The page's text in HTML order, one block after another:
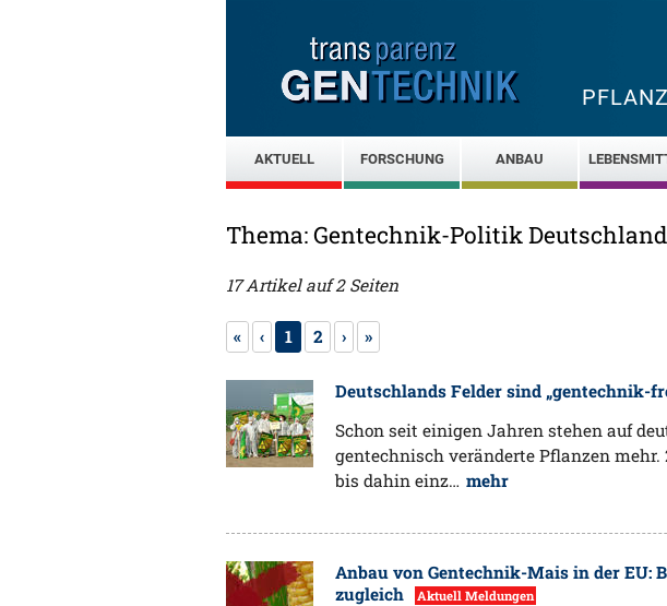
AKTUELL FORSCHUNG ANBAU
Thema: Gentechnik-Politik Deutschland
17 Artikel auf 2 Seiten
« ‹ 1 2 › »
Deutschlands Felder sind „gentechnik-
Schon seit einigen Jahren stehen auf
gentechnisch veränderte Pflanzen mehr.
bis dahin einz… mehr
Anbau von Gentechnik-Mais in der EU:
zugleich
Aktuell Meldungen